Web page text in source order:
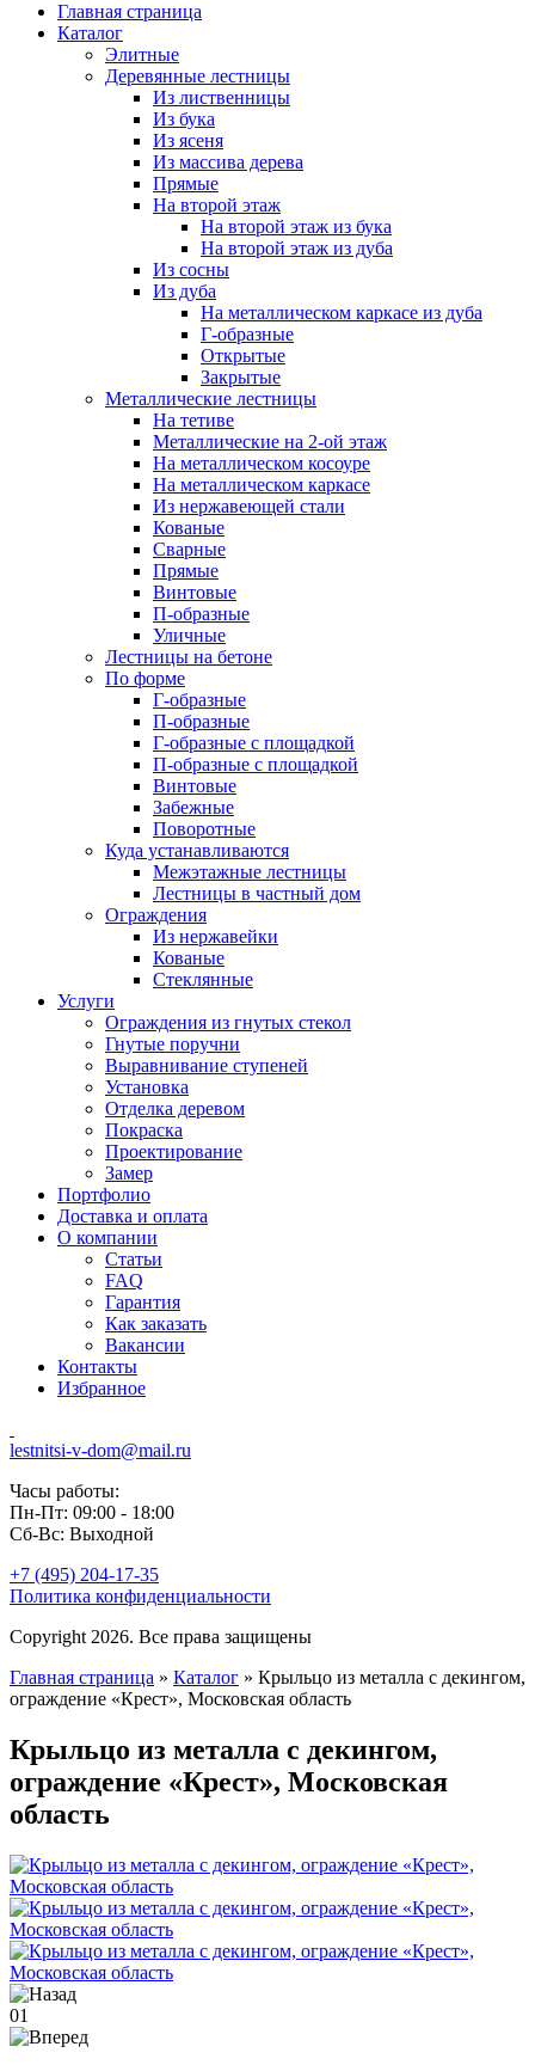
Главная страница
Каталог
Элитные
Деревянные лестницы
Из лиственницы
Из бука
Из ясеня
Из массива дерева
Прямые
На второй этаж
На второй этаж из бука
На второй этаж из дуба
Из сосны
Из дуба
На металлическом каркасе из дуба
Г-образные
Открытые
Закрытые
Металлические лестницы
На тетиве
Металлические на 2-ой этаж
На металлическом косоуре
На металлическом каркасе
Из нержавеющей стали
Кованые
Сварные
Прямые
Винтовые
П-образные
Уличные
Лестницы на бетоне
По форме
Г-образные
П-образные
Г-образные с площадкой
П-образные с площадкой
Винтовые
Забежные
Поворотные
Куда устанавливаются
Межэтажные лестницы
Лестницы в частный дом
Ограждения
Из нержавейки
Кованые
Стеклянные
Услуги
Ограждения из гнутых стекол
Гнутые поручни
Выравнивание ступеней
Установка
Отделка деревом
Покраска
Проектирование
Замер
Портфолио
Доставка и оплата
О компании
Статьи
FAQ
Гарантия
Как заказать
Вакансии
Контакты
Избранное
lestnitsi-v-dom@mail.ru
Часы работы:
Пн-Пт: 09:00 - 18:00
Сб-Вс: Выходной
+7 (495) 204-17-35
Политика конфиденциальности
Copyright 2026. Все права защищены
Главная страница » Каталог » Крыльцо из металла с декингом,
ограждение «Крест», Московская область
Крыльцо из металла с декингом,
ограждение «Крест», Московская
область
01